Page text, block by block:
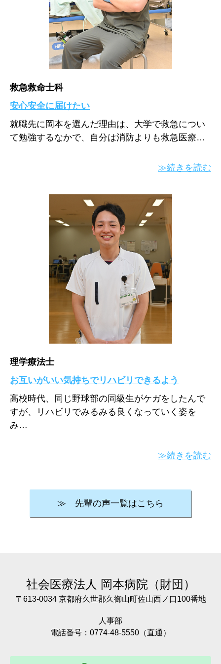
救急救命士科
安心安全に届けたい
就職先に岡本を選んだ理由は、大学で救急につい
て勉強するなかで、自分は消防よりも救急医療…
≫続きを読む
理学療法士
お互いがいい気持ちでリハビリできるよう
高校時代、同じ野球部の同級生がケガをしたんで
すが、リハビリでみるみる良くなっていく姿を
み…
≫続きを読む
≫ 先輩の声一覧はこちら
社会医療法人 岡本病院（財団）
〒613-0034 京都府久世郡久御山町佐山西ノ口100番地
人事部
電話番号：0774-48-5550（直通）